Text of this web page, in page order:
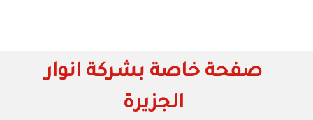
صفحة خاصة بشركة انوار
الجزيرة